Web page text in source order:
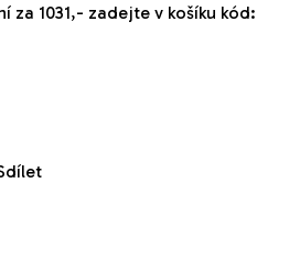
za 1031,- zadejte v košíku kód: